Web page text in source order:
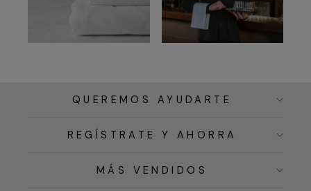
QUEREMOS AYUDARTE
REGÍSTRATE Y AHORRA
MÁS VENDIDOS